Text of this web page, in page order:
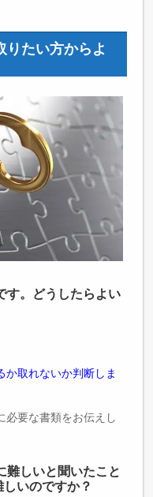
りたい方からよ
す。どうしたらよい
か取れないか判断しま
必要な書類をお伝えし
しいと聞いたこと
いのですか？